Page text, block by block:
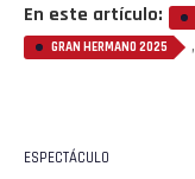
En este artículo:
GRAN HERMANO 2025 ,
ESPECTÁCULO